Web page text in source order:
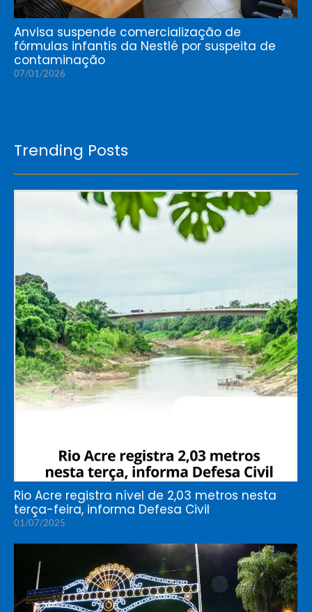
Anvisa suspende comercialização de
fórmulas infantis da Nestlé por suspeita de
contaminação
07/01/2026
Trending Posts
Rio Acre registra nível de 2,03 metros nesta
terça-feira, informa Defesa Civil
01/07/2025